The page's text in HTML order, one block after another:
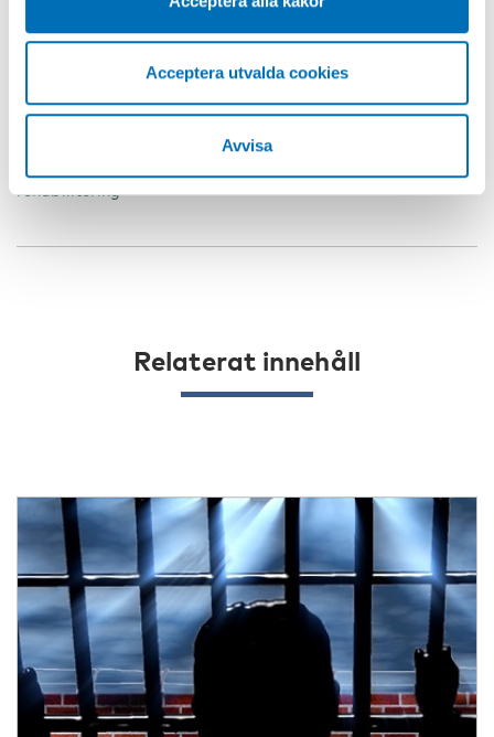
Acceptera utvalda cookies
Avvisa
rehabilitering
KATEGORIER
Relaterat innehåll